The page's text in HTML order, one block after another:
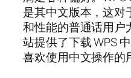
是其中文版本，这对
和性能的普通话用户
站提供了下载 WPS
喜欢使用中文操作的